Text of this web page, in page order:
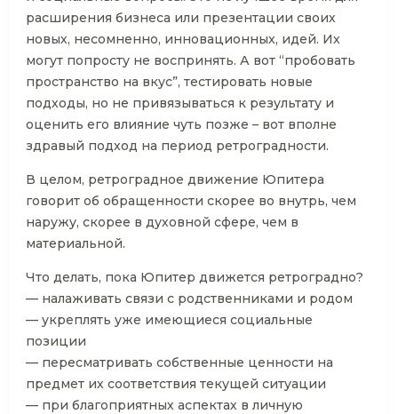
расширения бизнеса или презентации своих
новых, несомненно, инновационных, идей. Их
могут попросту не воспринять. А вот “пробовать
пространство на вкус”, тестировать новые
подходы, но не привязываться к результату и
оценить его влияние чуть позже – вот вполне
здравый подход на период ретроградности.
В целом, ретроградное движение Юпитера
говорит об обращенности скорее во внутрь, чем
наружу, скорее в духовной сфере, чем в
материальной.
Что делать, пока Юпитер движется ретроградно?
— налаживать связи с родственниками и родом
— укреплять уже имеющиеся социальные
позиции
— пересматривать собственные ценности на
предмет их соответствия текущей ситуации
— при благоприятных аспектах в личную